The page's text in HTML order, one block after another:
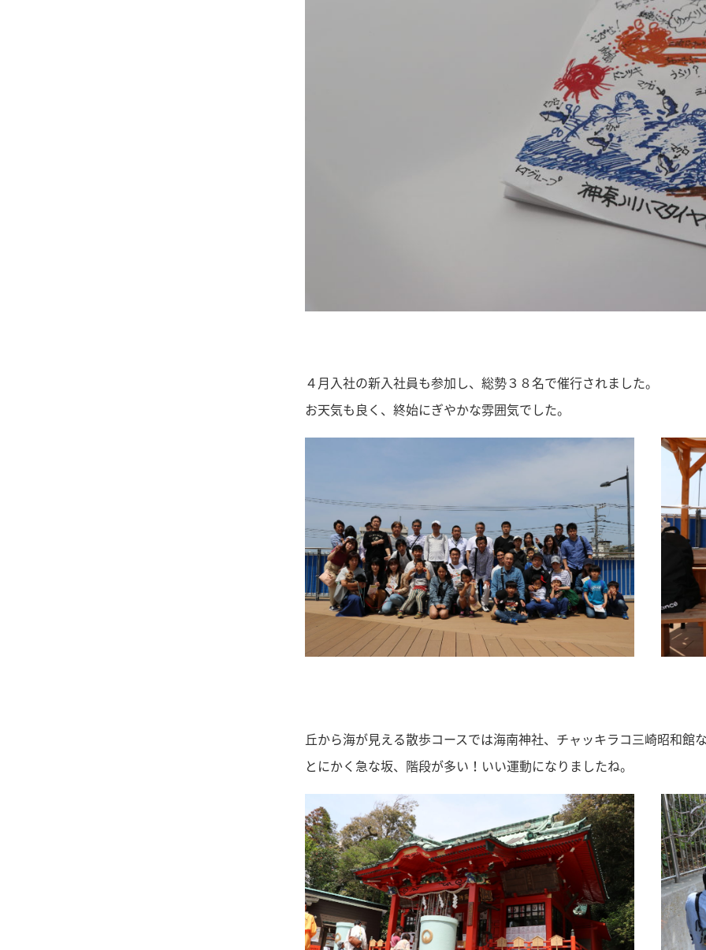
４月入社の新入社員も参加し、総勢３８名で催行されました。
お天気も良く、終始にぎやかな雰囲気でした。
丘から海が見える散歩コースでは海南神社、チャッキラコ三崎昭和館
とにかく急な坂、階段が多い！いい運動になりましたね。